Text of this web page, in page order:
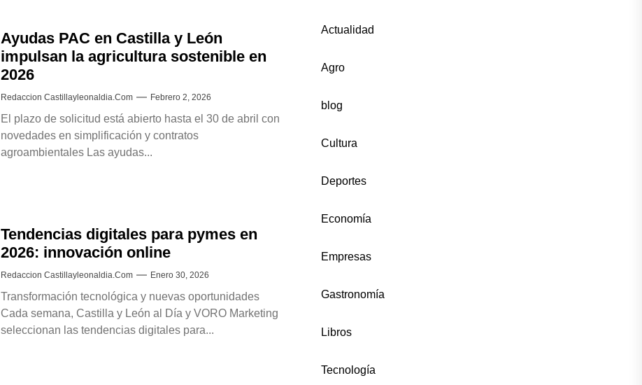
Ayudas PAC en Castilla y León
impulsan la agricultura sostenible en
2026
Redaccion Castillayleonaldia.com Febrero 2, 2026
El plazo de solicitud está abierto hasta el 30 de abril con
novedades en simplificación y contratos
agroambientales Las ayudas...
Tendencias digitales para pymes en
2026: innovación online
Redaccion Castillayleonaldia.com Enero 30, 2026
Transformación tecnológica y nuevas oportunidades
Cada semana, Castilla y León al Día y VORO Marketing
seleccionan las tendencias digitales para...
Actualidad
Agro
blog
Cultura
Deportes
Economía
Empresas
Gastronomía
Libros
Tecnología